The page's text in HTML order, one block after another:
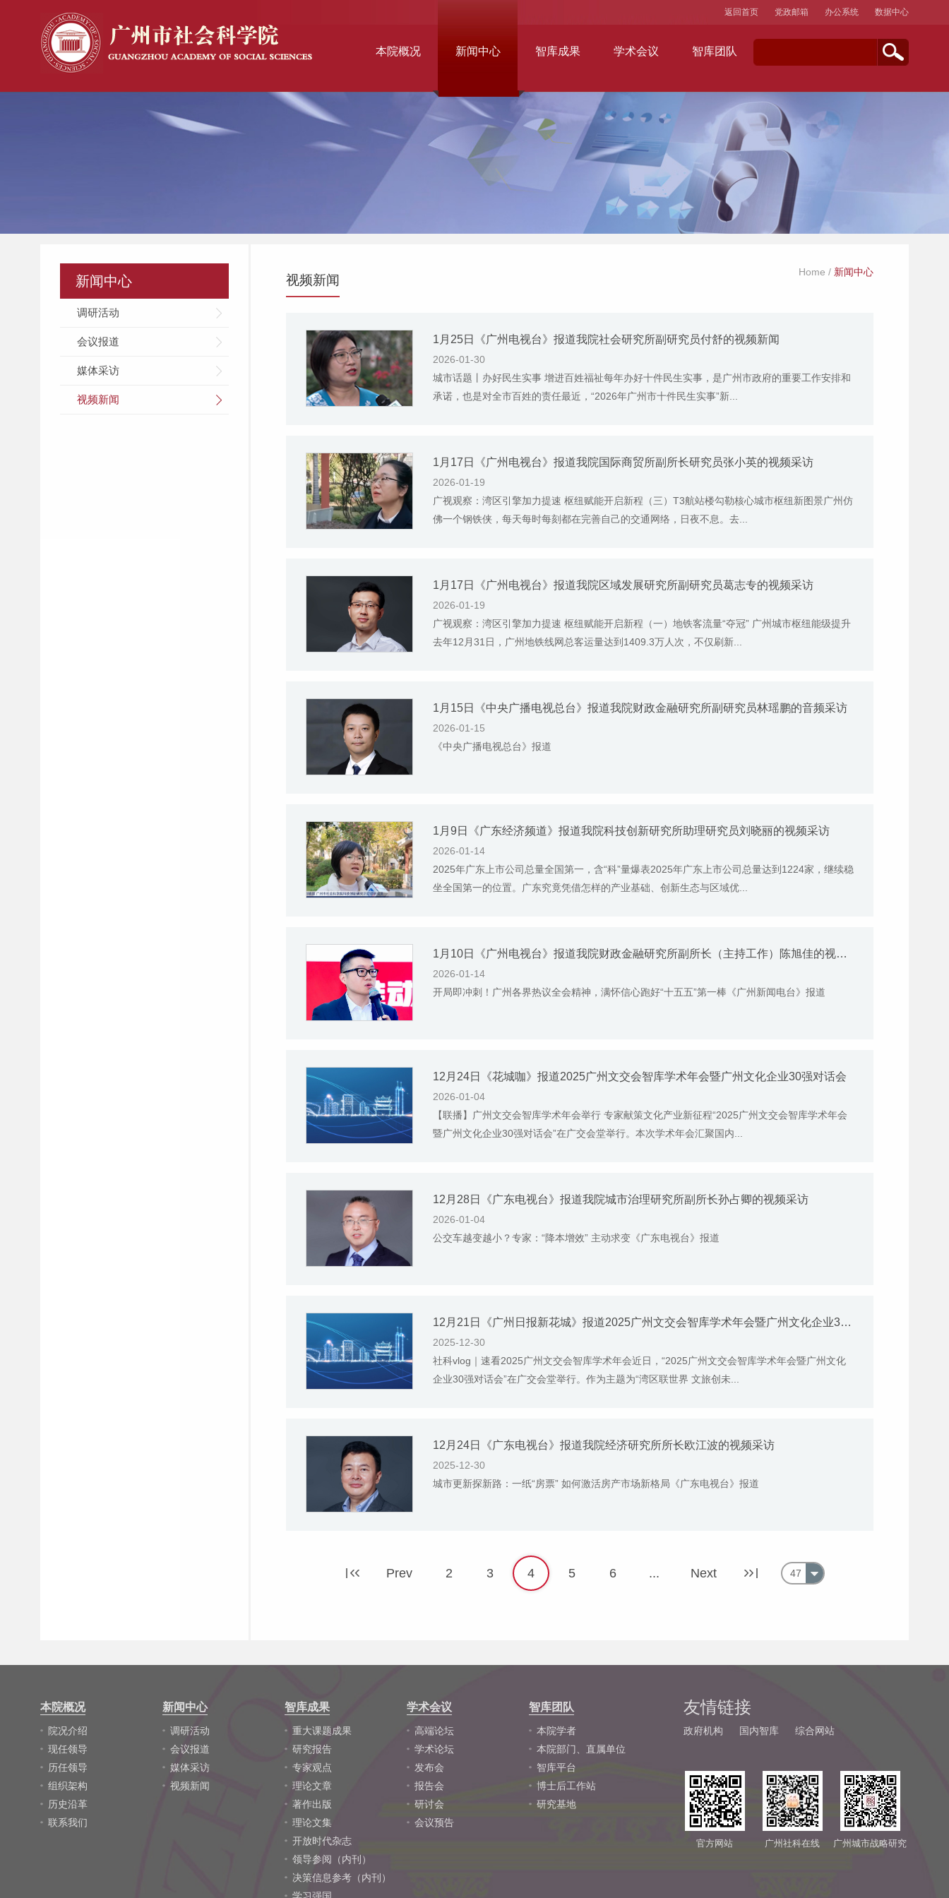
本院概况 新闻中心 智库成果 学术会议 智库团队
返回首页 党政邮箱 办公系统 数据中心
新闻中心
调研活动
会议报道
媒体采访
视频新闻
视频新闻
Home / 新闻中心
1月25日《广州电视台》报道我院社会研究所副研究员付舒的视频新闻
2026-01-30
城市话题丨办好民生实事 增进百姓福祉每年办好十件民生实事，是广州市政府的重要工作安排和
承诺，也是对全市百姓的责任最近，“2026年广州市十件民生实事”新...
1月17日《广州电视台》报道我院国际商贸所副所长研究员张小英的视频采访
2026-01-19
广视观察：湾区引擎加力提速 枢纽赋能开启新程（三）T3航站楼勾勒核心城市枢纽新图景广州仿
佛一个钢铁侠，每天每时每刻都在完善自己的交通网络，日夜不息。去...
1月17日《广州电视台》报道我院区域发展研究所副研究员葛志专的视频采访
2026-01-19
广视观察：湾区引擎加力提速 枢纽赋能开启新程（一）地铁客流量“夺冠” 广州城市枢纽能级提升
去年12月31日，广州地铁线网总客运量达到1409.3万人次，不仅刷新...
1月15日《中央广播电视总台》报道我院财政金融研究所副研究员林瑶鹏的音频采访
2026-01-15
《中央广播电视总台》报道
1月9日《广东经济频道》报道我院科技创新研究所助理研究员刘晓丽的视频采访
2026-01-14
2025年广东上市公司总量全国第一，含“科”量爆表2025年广东上市公司总量达到1224家，继续稳
坐全国第一的位置。广东究竟凭借怎样的产业基础、创新生态与区域优...
1月10日《广州电视台》报道我院财政金融研究所副所长（主持工作）陈旭佳的视频采访
2026-01-14
开局即冲刺！广州各界热议全会精神，满怀信心跑好“十五五”第一棒《广州新闻电台》报道
12月24日《花城咖》报道2025广州文交会智库学术年会暨广州文化企业30强对话会
2026-01-04
【联播】广州文交会智库学术年会举行 专家献策文化产业新征程“2025广州文交会智库学术年会
暨广州文化企业30强对话会”在广交会堂举行。本次学术年会汇聚国内...
12月28日《广东电视台》报道我院城市治理研究所副所长孙占卿的视频采访
2026-01-04
公交车越变越小？专家：“降本增效” 主动求变《广东电视台》报道
12月21日《广州日报新花城》报道2025广州文交会智库学术年会暨广州文化企业30强对话会
2025-12-30
社科vlog｜速看2025广州文交会智库学术年会近日，“2025广州文交会智库学术年会暨广州文化
企业30强对话会”在广交会堂举行。作为主题为“湾区联世界 文旅创未...
12月24日《广东电视台》报道我院经济研究所所长欧江波的视频采访
2025-12-30
城市更新探新路：一纸“房票” 如何激活房产市场新格局《广东电视台》报道
Prev 2 3 4 5 6 ... Next 47
本院概况
院况介绍
现任领导
历任领导
组织架构
历史沿革
联系我们
新闻中心
调研活动
会议报道
媒体采访
视频新闻
智库成果
重大课题成果
研究报告
专家观点
理论文章
著作出版
理论文集
开放时代杂志
领导参阅（内刊）
决策信息参考（内刊）
学术会议
高端论坛
学术论坛
发布会
报告会
研讨会
会议预告
智库团队
本院学者
本院部门、直属单位
智库平台
博士后工作站
研究基地
友情链接
政府机构 国内智库 综合网站
官方网站 广州社科在线 广州城市战略研究